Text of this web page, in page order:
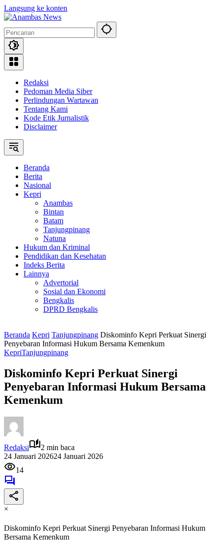
Langsung ke konten
Redaksi
Pedoman Media Siber
Perlindungan Wartawan
Tentang Kami
Kode Etik Jurnalistik
Disclaimer
Beranda
Berita
Nasional
Kepri
Anambas
Bintan
Batam
Tanjungpinang
Natuna
Hukum dan Kriminal
Pendidikan dan Kesehatan
Indeks Berita
Lainnya
Advertorial
Sosial dan Ekonomi
Bengkalis
DPRD Bengkalis
Beranda Kepri Tanjungpinang Diskominfo Kepri Perkuat Sinergi
Penyebaran Informasi Hukum Bersama Kemenkum
KepriTanjungpinang
Diskominfo Kepri Perkuat Sinergi
Penyebaran Informasi Hukum Bersama
Kemenkum
Redaksi
2 min baca
24 Januari 202624 Januari 2026
14
×
Diskominfo Kepri Perkuat Sinergi Penyebaran Informasi Hukum
Bersama Kemenkum